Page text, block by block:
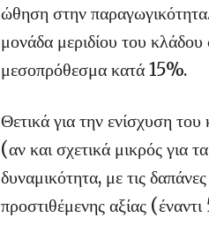
ώθηση στην παραγωγικότητα.
μονάδα μεριδίου του
μεσοπρόθεσμα κατά 15%.
Θετικά για την ενίσχυση
(αν και σχετικά μικρός για
δυναμικότητα, με τις
προστιθέμενης αξίας